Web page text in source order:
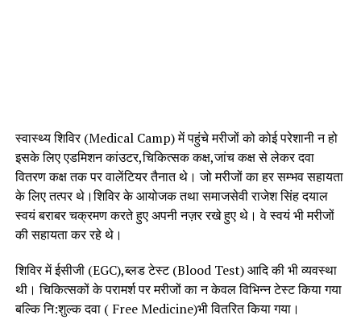
स्वास्थ्य शिविर (Medical Camp) में पहुंचे मरीजों को कोई परेशानी न हो
इसके लिए एडमिशन कांउटर,चिकित्सक कक्ष,जांच कक्ष से लेकर दवा
वितरण कक्ष तक पर वालेंटियर तैनात थे। जो मरीजों का हर सम्भव सहायता
के लिए तत्पर थे।शिविर के आयोजक तथा समाजसेवी राजेश सिंह दयाल
स्वयं बराबर चक्रमण करते हुए अपनी नज़र रखे हुए थे। वे स्वयं भी मरीजों
की सहायता कर रहे थे।
शिविर में ईसीजी (EGC),ब्लड टेस्ट (Blood Test) आदि की भी व्यवस्था
थी। चिकित्सकों के परामर्श पर मरीजों का न केवल विभिन्न टेस्ट किया गया
बल्कि नि:शुल्क दवा ( Free Medicine)भी वितरित किया गया।